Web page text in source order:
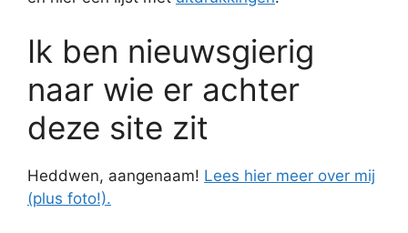
Ik ben nieuwsgierig
naar wie er achter
deze site zit
Heddwen, aangenaam! Lees hier meer over mij
(plus foto!).